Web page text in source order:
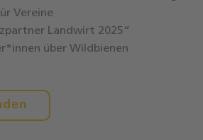
Vereine
Landwirt 2025“
über Wildbienen